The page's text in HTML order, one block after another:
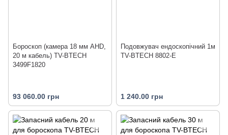
Бороскоп (камера 18 мм AHD,
20 м кабель) TV-BTECH
3499F1820
93 060.00 грн
Подовжувач ендоскопічний 1м
TV-BTECH 8802-E
1 240.00 грн